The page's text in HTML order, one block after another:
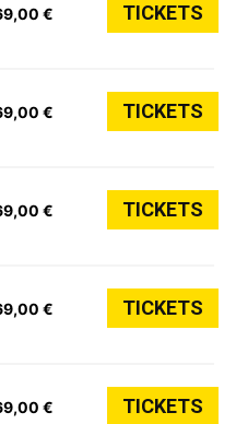
€ TICKETS
€ TICKETS
€ TICKETS
€ TICKETS
€ TICKETS